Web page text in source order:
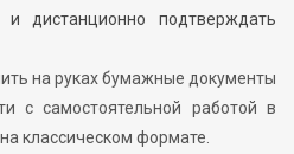
дистанционно подтверждать
на руках бумажные документы
с самостоятельной работой в
классическом формате.